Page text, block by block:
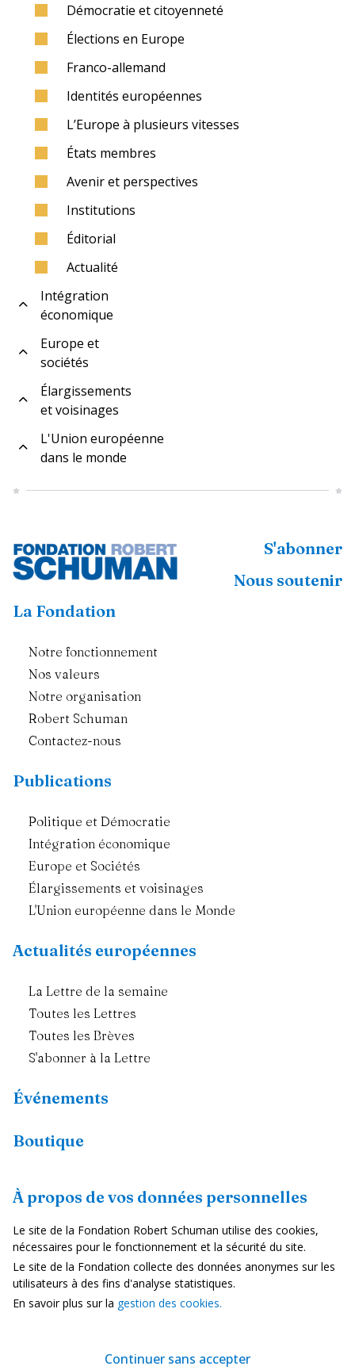
À propos de vos données personnelles
Le site de la Fondation Robert Schuman utilise des cookies,
nécessaires pour le fonctionnement et la sécurité du site.
Le site de la Fondation collecte des données anonymes sur les
utilisateurs à des fins d'analyse statistiques.
En savoir plus sur la gestion des cookies.
Continuer sans accepter
Démocratie et citoyenneté
Élections en Europe
Franco-allemand
Identités européennes
L’Europe à plusieurs vitesses
États membres
Avenir et perspectives
Institutions
Éditorial
Actualité
Intégration
économique
Europe et
sociétés
Élargissements
et voisinages
L'Union européenne
dans le monde
S'abonner
Nous soutenir
La Fondation
Notre fonctionnement
Nos valeurs
Notre organisation
Robert Schuman
Contactez-nous
Publications
Politique et Démocratie
Intégration économique
Europe et Sociétés
Élargissements et voisinages
L'Union européenne dans le Monde
Actualités européennes
La Lettre de la semaine
Toutes les Lettres
Toutes les Brèves
S'abonner à la Lettre
Événements
Boutique
Ressources
Fiches pays
Dans les médias
Vidéos
Gestion des cookies